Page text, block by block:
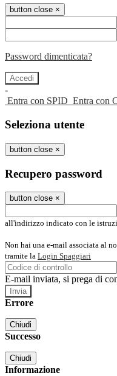
button close ×
Password dimenticata?
-
Entra con SPID Entra con
Seleziona utente
button close ×
Recupero password
button close ×
all'indirizzo indicato con le
Non hai una e-mail associata al
tramite la Login Spaggiari
E-mail inviata, si prega di
Errore
Chiudi
Successo
Chiudi
Informazione